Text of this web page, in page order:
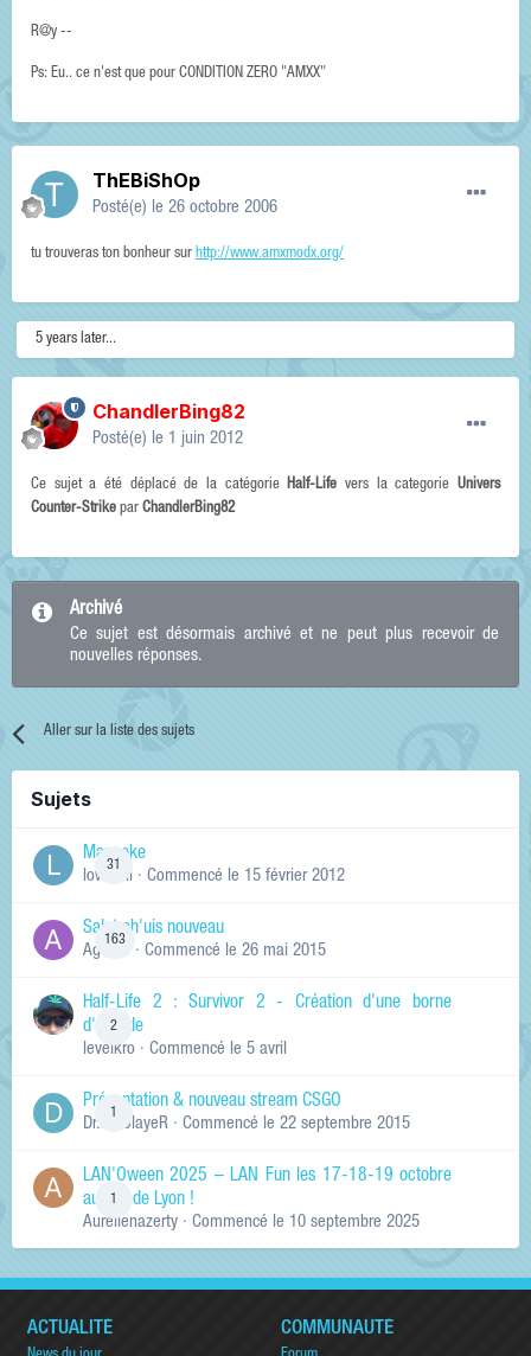
R@y --
Ps: Eu.. ce n'est que pour CONDITION ZERO "AMXX"
ThEBiShOp
Posté(e) le 26 octobre 2006
tu trouveras ton bonheur sur http://www.amxmodx.org/
5 years later...
ChandlerBing82
Posté(e) le 1 juin 2012
Ce sujet a été déplacé de la catégorieHalf-Life vers la categorieUnivers
Counter-Strike par ChandlerBing82
Archivé
Ce sujet est désormais archivé et ne peut plus recevoir de
nouvelles réponses.
Aller sur la liste des sujets
Sujets
31
Manneke
lowskill · Commencé le 15 février 2012
163
Salut ch'uis nouveau
Ag0Nie · Commencé le 26 mai 2015
2
Half-Life 2 : Survivor 2 - Création d'une borne
d'arcade
levelkro · Commencé le 5 avril
Présentation & nouveau stream CSGO
Dr.KinSlayeR · Commencé le 22 septembre 2015
LAN'Oween 2025 – LAN Fun les 17-18-19 octobre
au sud de Lyon !
Aurelienazerty · Commencé le 10 septembre 2025
ACTUALITÉ COMMUNAUTÉ